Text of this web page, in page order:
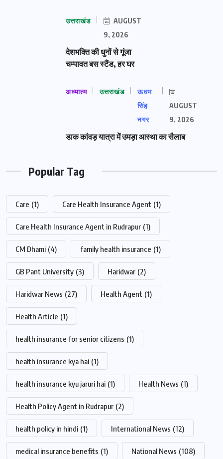
उत्तराखंड
AUGUST
9, 2026
देशभक्ति की धुनों से गूंजा
चम्पावत बस स्टैंड, हर घर
अध्यात्म उत्तराखंड
ऊधम
सिंह
नगर
AUGUST
9, 2026
डाक कांवड़ यात्रा में उमड़ा आस्था का सैलाब
Popular Tag
Care (1) Care Health Insurance Agent (1)
Care Health Insurance Agent in Rudrapur (1)
CM Dhami (4) family health insurance (1)
GB Pant University (3) Haridwar (2)
Haridwar News (27) Health Agent (1)
Health Article (1)
health insurance for senior citizens (1)
health insurance kya hai (1)
health insurance kyu jaruri hai (1) Health News (1)
Health Policy Agent in Rudrapur (2)
health policy in hindi (1) International News (12)
medical insurance benefits (1) National News (108)